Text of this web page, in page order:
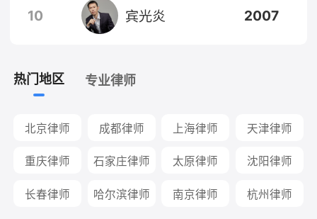
10 宾光炎 2007
热门地区 专业律师
北京律师 成都律师 上海律师 天津律师
重庆律师 石家庄律师 太原律师 沈阳律师
长春律师 哈尔滨律师 南京律师 杭州律师